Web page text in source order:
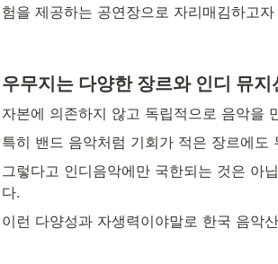
험을 제공하는 공연장으로 자리매김하고
우무지는 다양한 장르와 인디 뮤
자본에 의존하지 않고 독립적으로 음악을
특히 밴드 음악처럼 기회가 적은 장르에
그렇다고 인디음악에만 국한되는 것은 아
다.
이런 다양성과 자생력이야말로 한국 음악